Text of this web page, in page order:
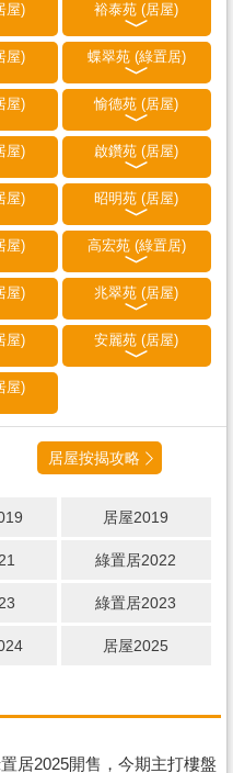
屋) 裕泰苑 (居屋)
屋) 蝶翠苑 (綠置居)
屋) 愉德苑 (居屋)
屋) 啟鑽苑 (居屋)
屋) 昭明苑 (居屋)
屋) 高宏苑 (綠置居)
屋) 兆翠苑 (居屋)
屋) 安麗苑 (居屋)
屋)
居屋按揭攻略
居屋2019
綠置居2022
綠置居2023
居屋2025
居2025開售，今期主打樓盤